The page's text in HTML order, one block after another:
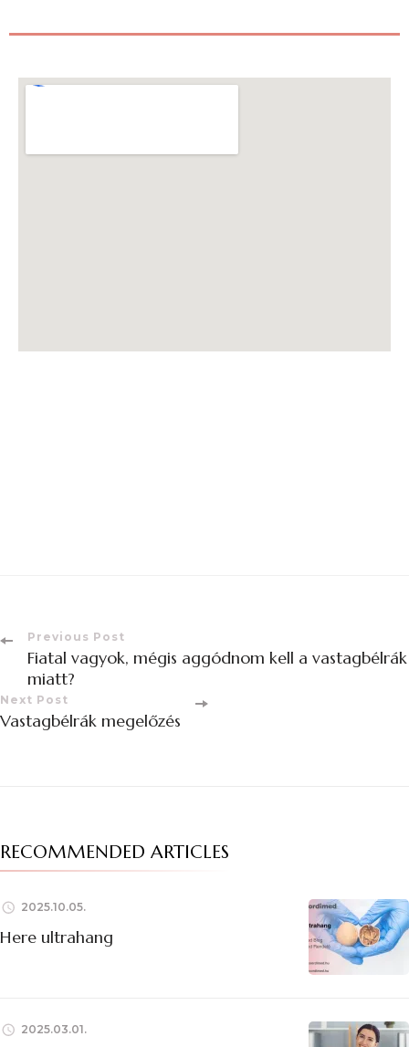
Previous Post
Fiatal vagyok, mégis aggódnom kell a vastagbélrák
miatt?
Next Post
Vastagbélrák megelőzés
RECOMMENDED ARTICLES
2025.10.05.
Here ultrahang
2025.03.01.